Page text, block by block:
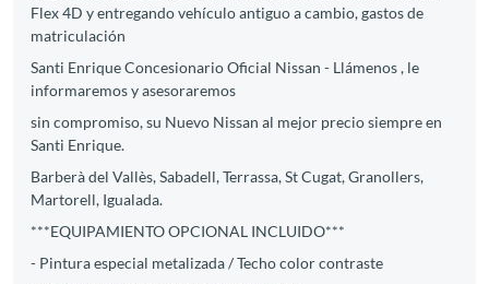
Flex 4D y entregando vehículo antiguo a cambio, gastos de
matriculación
Santi Enrique Concesionario Oficial Nissan - Llámenos , le
informaremos y asesoraremos
sin compromiso, su Nuevo Nissan al mejor precio siempre en
Santi Enrique.
Barberà del Vallès, Sabadell, Terrassa, St Cugat, Granollers,
Martorell, Igualada.
***EQUIPAMIENTO OPCIONAL INCLUIDO***
- Pintura especial metalizada / Techo color contraste